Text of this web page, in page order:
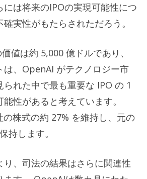
は将来のIPOの実現可能性につ
実性がもたらされただろう。
値は約 5,000 億ドルであり、
は、OpenAI がテクノロジー市
れた中で最も重要な IPO の 1
性があると考えています。
株式の約 27% を維持し、元の
持します。
り、司法の結果はさらに関連性